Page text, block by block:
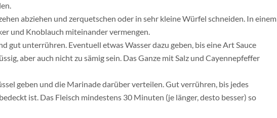
abziehen und zerquetschen oder in sehr kleine Würfel schneiden. In einem
und Knoblauch miteinander vermengen.
gut unterrühren. Eventuell etwas Wasser dazu geben, bis eine Art Sauce
aber auch nicht zu sämig sein. Das Ganze mit Salz und Cayennepfeffer
geben und die Marinade darüber verteilen. Gut verrühren, bis jedes
ist. Das Fleisch mindestens 30 Minuten (je länger, desto besser) so